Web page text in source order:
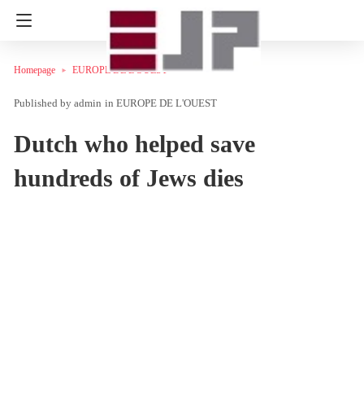
Homepage EUROPE DE L'OUEST
admin in EUROPE DE L'OUEST
Dutch who helped save
hundreds of Jews dies